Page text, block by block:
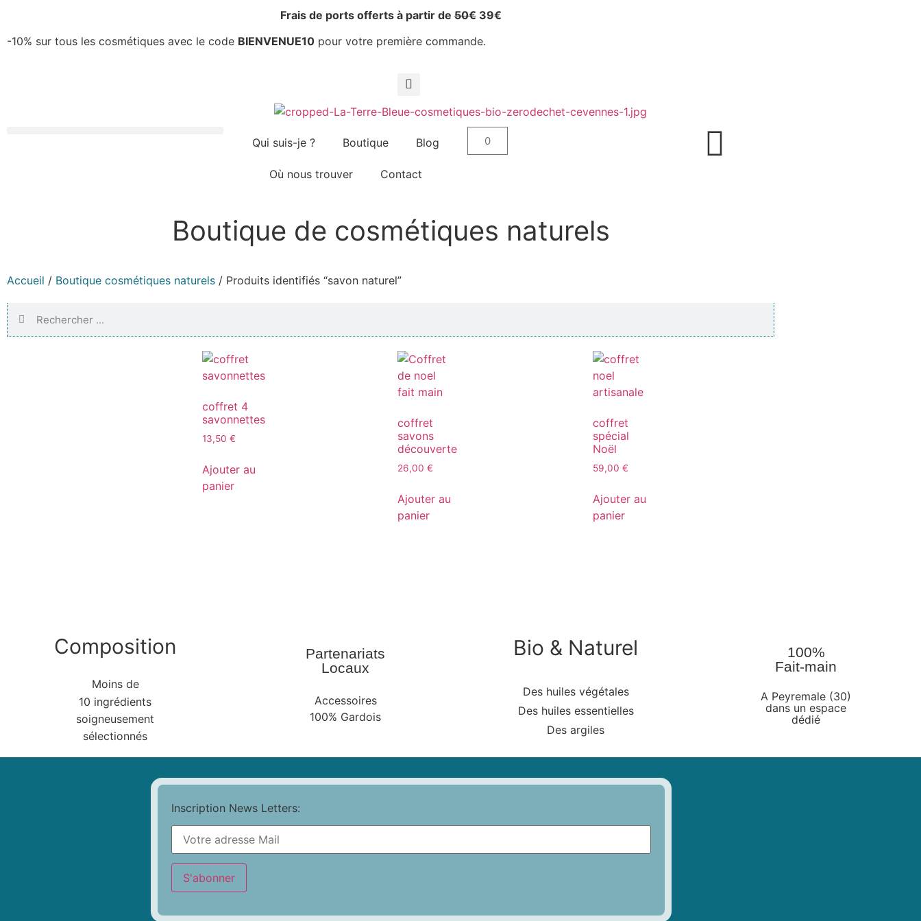
Frais de ports offerts à partir de50€39€
-10% sur tous les cosmétiques avec le code BIENVENUE10 pour votre première commande.
Qui suis-je ? Boutique Blog
Où nous trouver Contact
0
Boutique de cosmétiques naturels
Accueil / Boutique cosmétiques naturels / Produits identifiés “savon naturel”
coffret 4
savonnettes
13,50 €
Ajouter au
panier
coffret
savons
découverte
26,00 €
Ajouter au
panier
coffret
spécial
Noël
59,00 €
Ajouter au
panier
Composition
Moins de
10 ingrédients
soigneusement
sélectionnés
Partenariats
Locaux
Accessoires
100% Gardois
Bio & Naturel
Des huiles végétales
Des huiles essentielles
Des argiles
100%
Fait-main
A Peyremale (30)
dans un espace
dédié
Inscription News Letters: